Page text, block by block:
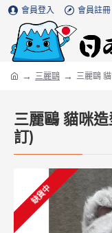
會員登入 會員註冊
三麗鷗 三麗鷗
三麗鷗 貓咪
訂)
缺貨中